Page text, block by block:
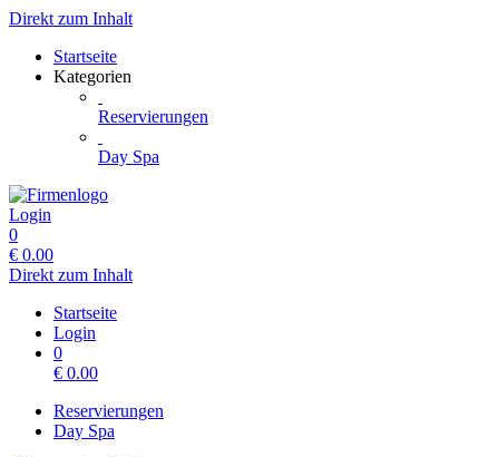
Direkt zum Inhalt
Startseite
Kategorien
Reservierungen
Day Spa
Login
0
€ 0.00
Direkt zum Inhalt
Startseite
Login
0
€ 0.00
Reservierungen
Day Spa